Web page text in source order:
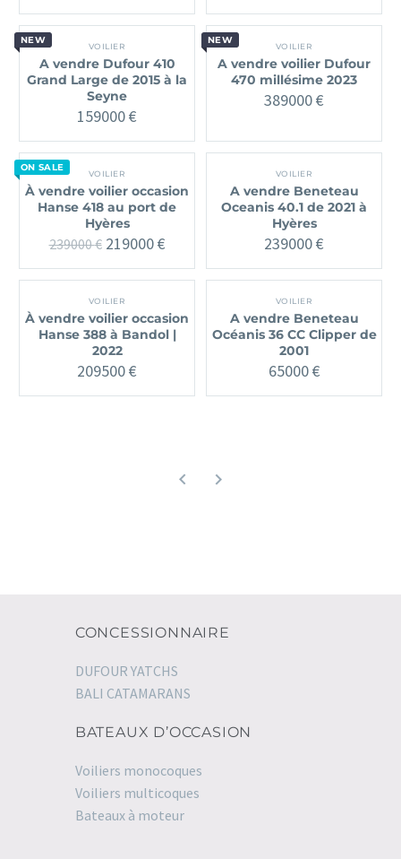
NEW
VOILIER
A vendre Dufour 410
Grand Large de 2015 à la
Seyne
159000€
NEW
VOILIER
A vendre voilier Dufour
470 millésime 2023
389000€
ON SALE
VOILIER
À vendre voilier occasion
Hanse 418 au port de
Hyères
239000€ Le
initial
239000 €.
219000€Le
actuel
VOILIER
A vendre Beneteau
Oceanis 40.1 de 2021 à
Hyères
239000€
VOILIER
À vendre voilier occasion
Hanse 388 à Bandol |
2022
209500€
VOILIER
A vendre Beneteau
Océanis 36 CC Clipper de
2001
65000€
CONCESSIONNAIRE
DUFOUR YATCHS
BALI CATAMARANS
BATEAUX D’OCCASION
Voiliers monocoques
Voiliers multicoques
Bateaux à moteur